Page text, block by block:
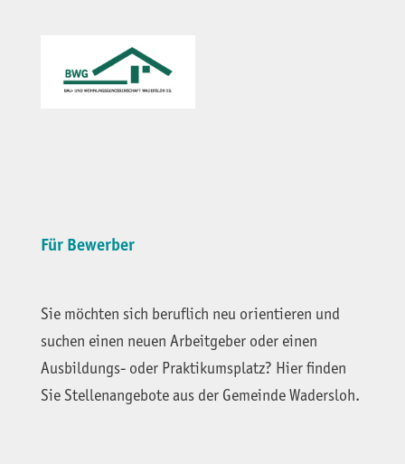
Für Bewerber
Sie möchten sich beruflich neu orientieren und
suchen einen neuen Arbeitgeber oder einen
Ausbildungs- oder Praktikumsplatz? Hier finden
Sie Stellenangebote aus der Gemeinde Wadersloh.